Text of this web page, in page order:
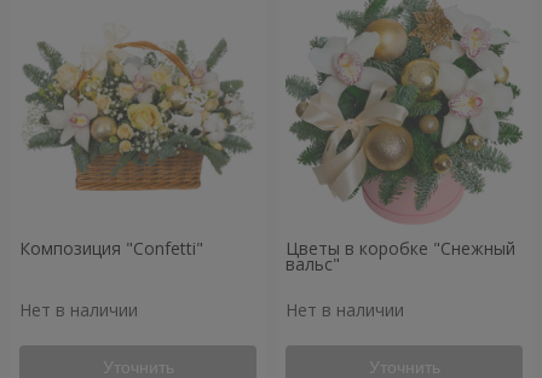
Композиция "Confetti"
Нет в наличии
Уточнить
Цветы в коробке "Снежный
вальс"
Нет в наличии
Уточнить